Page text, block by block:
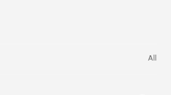
All